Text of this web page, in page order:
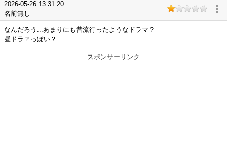
2026-05-26 13:31:20
名前無し
なんだろう...あまりにも昔流行ったようなドラマ？
昼ドラ？っぽい？
スポンサーリンク